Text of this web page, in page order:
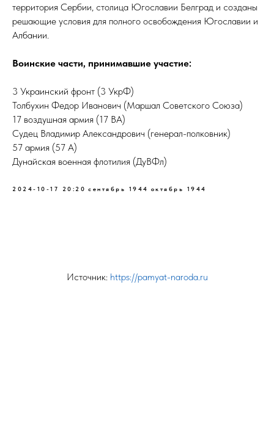
территория Сербии, столица Югославии Белград и созданы
решающие условия для полного освобождения Югославии и
Албании.
Воинские части, принимавшие участие:
3 Украинский фронт (3 УкрФ)
Толбухин Федор Иванович (Маршал Советского Союза)
17 воздушная армия (17 ВА)
Судец Владимир Александрович (генерал-полковник)
57 армия (57 А)
Дунайская военная флотилия (ДуВФл)
2024-10-17 20:20 сентябрь 1944 октябрь 1944
Источник: https://pamyat-naroda.ru